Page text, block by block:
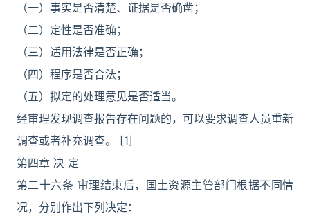
（一）事实是否清楚、证据是否确凿；
（二）定性是否准确；
（三）适用法律是否正确；
（四）程序是否合法；
（五）拟定的处理意见是否适当。
经审理发现调查报告存在问题的，可以要求调查人员重新
调查或者补充调查。 [1]
第四章 决 定
第二十六条 审理结束后，国土资源主管部门根据不同情
况，分别作出下列决定：